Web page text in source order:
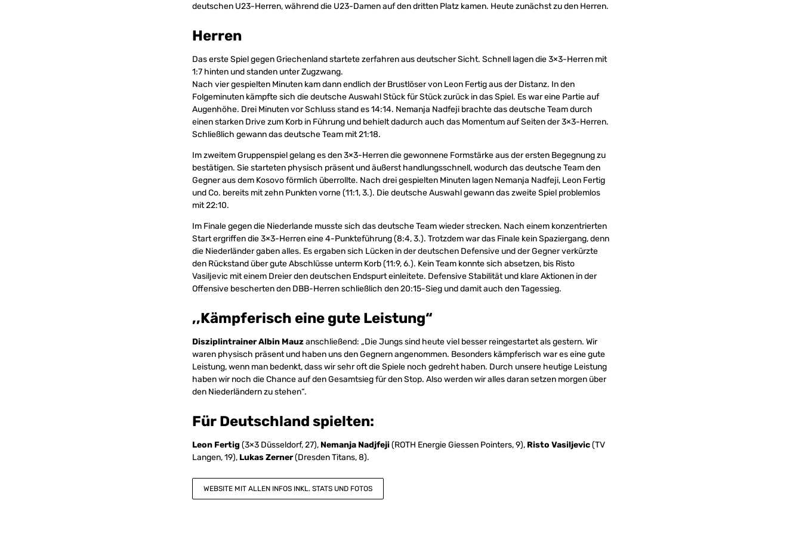
deutschen U23-Herren, während die U23-Damen auf den dritten Platz kamen. Heute zunächst zu den Herren.
Herren
Das erste Spiel gegen Griechenland startete zerfahren aus deutscher Sicht. Schnell lagen die 3×3-Herren mit
1:7 hinten und standen unter Zugzwang.
Nach vier gespielten Minuten kam dann endlich der Brustlöser von Leon Fertig aus der Distanz. In den
Folgeminuten kämpfte sich die deutsche Auswahl Stück für Stück zurück in das Spiel. Es war eine Partie auf
Augenhöhe. Drei Minuten vor Schluss stand es 14:14. Nemanja Nadfeji brachte das deutsche Team durch
einen starken Drive zum Korb in Führung und behielt dadurch auch das Momentum auf Seiten der 3×3-Herren.
Schließlich gewann das deutsche Team mit 21:18.
Im zweitem Gruppenspiel gelang es den 3×3-Herren die gewonnene Formstärke aus der ersten Begegnung zu
bestätigen. Sie starteten physisch präsent und äußerst handlungsschnell, wodurch das deutsche Team den
Gegner aus dem Kosovo förmlich überrollte. Nach drei gespielten Minuten lagen Nemanja Nadfeji, Leon Fertig
und Co. bereits mit zehn Punkten vorne (11:1, 3.). Die deutsche Auswahl gewann das zweite Spiel problemlos
mit 22:10.
Im Finale gegen die Niederlande musste sich das deutsche Team wieder strecken. Nach einem konzentrierten
Start ergriffen die 3×3-Herren eine 4-Punkteführung (8:4, 3.). Trotzdem war das Finale kein Spaziergang, denn
die Niederländer gaben alles. Es ergaben sich Lücken in der deutschen Defensive und der Gegner verkürzte
den Rückstand über gute Abschlüsse unterm Korb (11:9, 6.). Kein Team konnte sich absetzen, bis Risto
Vasiljevic mit einem Dreier den deutschen Endspurt einleitete. Defensive Stabilität und klare Aktionen in der
Offensive bescherten den DBB-Herren schließlich den 20:15-Sieg und damit auch den Tagessieg.
,,Kämpferisch eine gute Leistung“
Disziplintrainer Albin Mauzanschließend: „Die Jungs sind heute viel besser reingestartet als gestern. Wir
waren physisch präsent und haben uns den Gegnern angenommen. Besonders kämpferisch war es eine gute
Leistung, wenn man bedenkt, dass wir sehr oft die Spiele noch gedreht haben. Durch unsere heutige Leistung
haben wir noch die Chance auf den Gesamtsieg für den Stop. Also werden wir alles daran setzen morgen über
den Niederländern zu stehen“.
Für Deutschland spielten:
Leon Fertig (3×3 Düsseldorf, 27), Nemanja Nadjfeji(ROTH Energie Giessen Pointers, 9), Risto Vasiljevic(TV
Langen, 19), Lukas Zerner(Dresden Titans, 8).
WEBSITE MIT ALLEN INFOS INKL. STATS UND FOTOS